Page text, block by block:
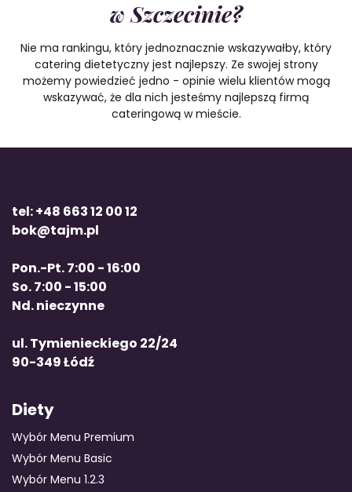
w Szczecinie?
Nie ma rankingu, który jednoznacznie wskazywałby, który
catering dietetyczny jest najlepszy. Ze swojej strony
możemy powiedzieć jedno - opinie wielu klientów mogą
wskazywać, że dla nich jesteśmy najlepszą firmą
cateringową w mieście.
tel: +48 663 12 00 12
bok@tajm.pl
Pon.-Pt. 7:00 - 16:00
So. 7:00 - 15:00
Nd. nieczynne
ul. Tymienieckiego 22/24
90-349 Łódź
Diety
Wybór Menu Premium
Wybór Menu Basic
Wybór Menu 1.2.3